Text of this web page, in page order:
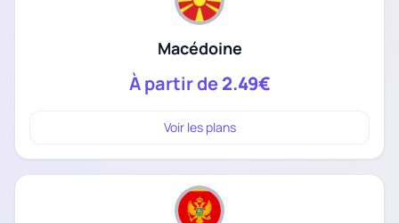
Macédoine
À partir de2.49€
Voir les plans